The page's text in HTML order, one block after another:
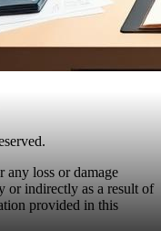
loss or damage
or indirectly as a result of
provided in this